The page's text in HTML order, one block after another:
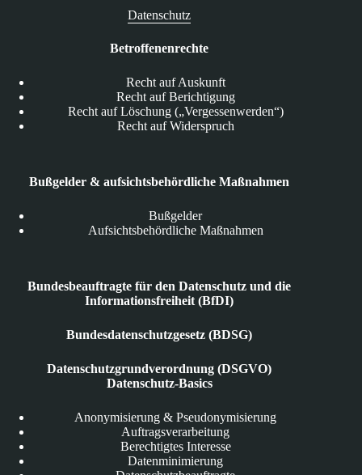
Datenschutz
Betroffenenrechte
Recht auf Auskunft
Recht auf Berichtigung
Recht auf Löschung („Vergessenwerden“)
Recht auf Widerspruch
Bußgelder & aufsichtsbehördliche Maßnahmen
Bußgelder
Aufsichtsbehördliche Maßnahmen
Bundesbeauftragte für den Datenschutz und die
Informationsfreiheit (BfDI)
Bundesdatenschutzgesetz (BDSG)
Datenschutzgrundverordnung (DSGVO)
Datenschutz-Basics
Anonymisierung & Pseudonymisierung
Auftragsverarbeitung
Berechtigtes Interesse
Datenminimierung